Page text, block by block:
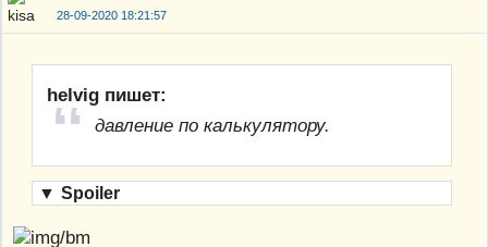
28-09-2020 18:21:57
helvig пишет:
давление по калькулятору.
▼ Spoiler